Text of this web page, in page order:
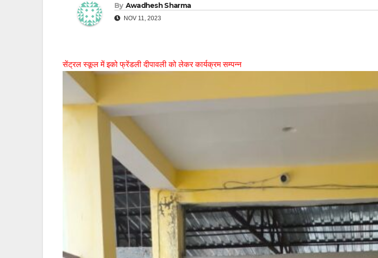
By Awadhesh Sharma
NOV 11, 2023
सेंट्रल स्कूल में इको फ्रेंडली दीपावली को लेकर कार्यक्रम सम्पन्न